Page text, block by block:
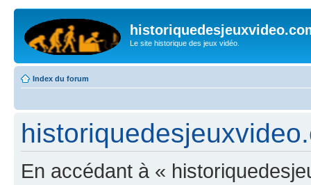
Le site historique des jeux vidéo.
Index du forum
En accédant à «